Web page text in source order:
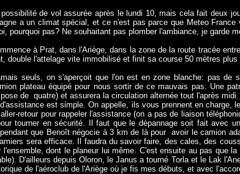
de vol assurée après le lundi 10, mais cela fait deux
a un climat spécial, et ce n'est pas parce que Meteo
pourquoi pas? Ne souhaitant pas plomber l'ambiance, je garde
à Prat, dans l'Ariège, dans la zone de la route tracée
double l'attelage vite immobilisé et finit sa course 50 mètres
seuls, on s'aperçoit que l'on est en zone blanche: pas
plateau équipé pour nous sortir de ce mauvais pas. Une
de quatre) et assurera la circulation alternée tout l'après midi.
est simple. On appelle, ils vous prennent en
retour pour rappeler l'assistance (on a pas de liaison
tourner en sécurité. Il faut que le dépannage soit fait avec
que Benoît négocie à 3 km de là pour avoir le camion
sera efficace. Il faudra du savoir faire, des cales, des
l'ensemble, dont le planeur lui même. C'est ensuite au pas que
D'ailleurs depuis Oloron, le Janus a tourné Torla et le Lak
de l'aéroclub de l'Ariège où je fis mes débuts, et avec